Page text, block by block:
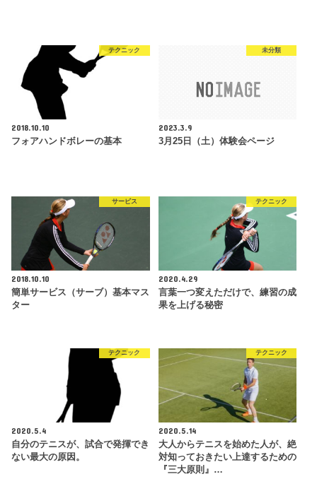
テクニック
2018.10.10
フォアハンドボレーの基本
未分類
2023.3.9
3月25日（土）体験会ページ
サービス
2018.10.10
簡単サービス（サーブ）基本マス
ター
テクニック
2020.4.29
言葉一つ変えただけで、練習の成
果を上げる秘密
テクニック
2020.5.4
自分のテニスが、試合で発揮でき
ない最大の原因。
テクニック
2020.5.14
大人からテニスを始めた人が、絶
対知っておきたい上達するための
『三大原則』…